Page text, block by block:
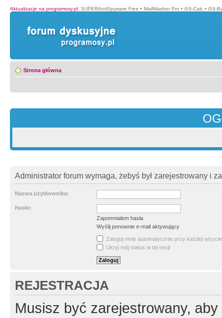
Aktualizacje na programosy.pl: SUPERAntiSpyware Free • MailWasher Pro • GS-Calc • GS-
Strona główna
Administrator forum wymaga, żebyś był zarejestrowany i
Nazwa użytkownika:
Hasło:
Zapomniałem hasła
Wyślij ponownie e-mail aktywujący
Zaloguj mnie automatycznie przy każdej wizycie
Ukryj mój status w tej sesji
REJESTRACJA
Musisz być zarejestrowany,